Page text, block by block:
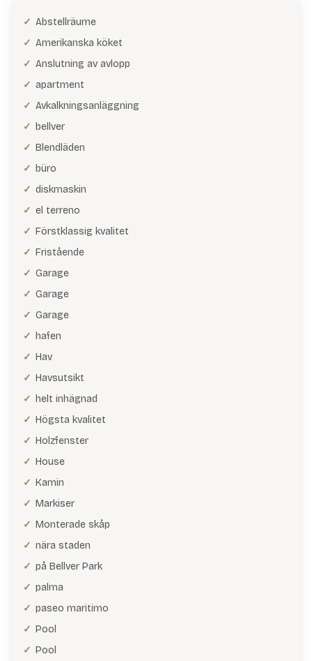
Abstellräume
Amerikanska köket
Anslutning av avlopp
apartment
Avkalkningsanläggning
bellver
Blendläden
büro
diskmaskin
el terreno
Förstklassig kvalitet
Fristående
Garage
Garage
Garage
hafen
Hav
Havsutsikt
helt inhägnad
Högsta kvalitet
Holzfenster
House
Kamin
Markiser
Monterade skåp
nära staden
på Bellver Park
palma
paseo maritimo
Pool
Pool